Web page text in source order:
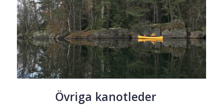
Övriga kanotleder